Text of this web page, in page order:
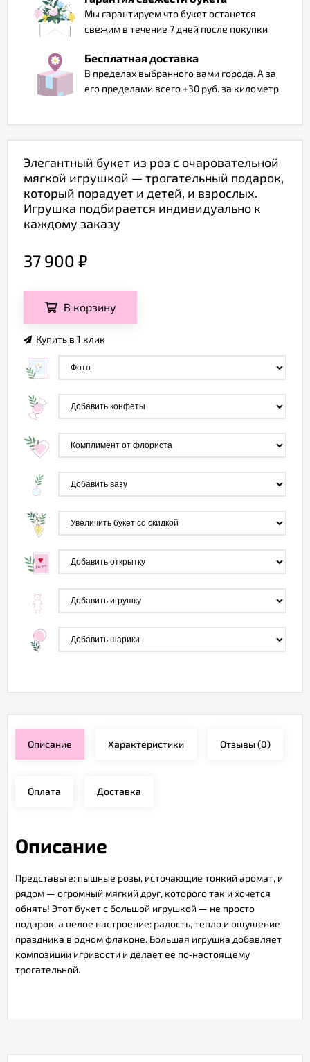
Мы гарантируем что букет останется
свежим в течение 7 дней после покупки
Бесплатная доставка
В пределах выбранного вами города. А за
его пределами всего +30 руб. за километр
Элегантный букет из роз с очаровательной
мягкой игрушкой — трогательный подарок,
который порадует и детей, и взрослых.
Игрушка подбирается индивидуально к
каждому заказу
37 900 ₽
В корзину
Купить в 1 клик
Описание Характеристики Отзывы(0)
Оплата Доставка
Описание
Представьте: пышные розы, источающие тонкийаромат, и
рядом — огромный мягкий друг, котороготак ихочется
обнять! Этот букетс большой игрушкой — не просто
подарок,а целое настроение: радость,тепло иощущение
праздника в одномфлаконе. Большая игрушка добавляет
композиции игривости и делаетеё по‑настоящему
трогательной.